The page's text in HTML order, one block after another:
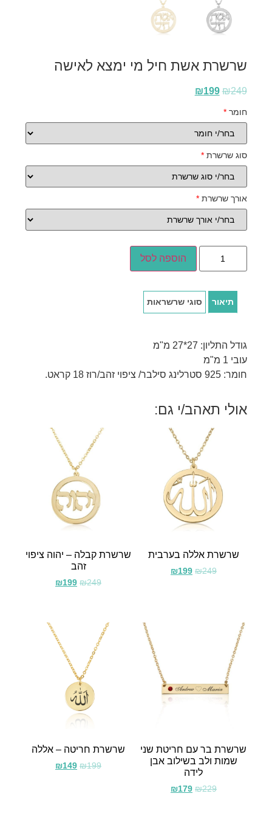
שרשרת אשת חיל מי ימצא לאישה
₪249
₪199
חומר*
סוג שרשרת*
אורך שרשרת*
הוספה לסל
תיאור סוגי שרשראות
גודל התליון: 27*27 מ"מ
עובי 1 מ"מ
חומר: 925 סטרלינג סילבר/ ציפוי זהב/רוז 18 קראט.
אולי תאהב/י גם:
שרשרת אללה בערבית
₪249
₪199
שרשרת קבלה – יהוה ציפוי
זהב
₪249
₪199
שרשרת בר עם חריטת שני
שמות ולב בשילוב אבן
לידה
₪229
₪179
שרשרת חריטה – אללה
₪199
₪149